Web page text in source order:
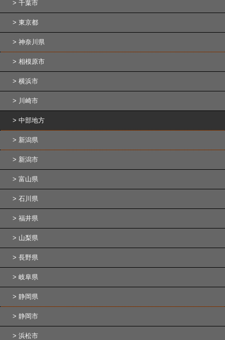
千葉市
東京都
神奈川県
相模原市
横浜市
川崎市
中部地方
新潟県
新潟市
富山県
石川県
福井県
山梨県
長野県
岐阜県
静岡県
静岡市
浜松市